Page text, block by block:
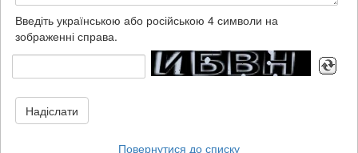
Введіть українською або російською 4 символи на
зображенні справа.
Надіслати
Повернутися до списку